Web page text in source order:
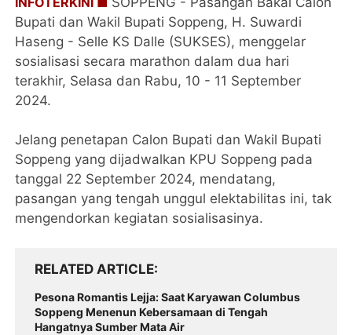
Bupati dan Wakil Bupati Soppeng, H. Suwardi
Haseng - Selle KS Dalle (SUKSES), menggelar
sosialisasi secara marathon dalam dua hari
terakhir, Selasa dan Rabu, 10 - 11 September
2024.
Jelang penetapan Calon Bupati dan Wakil Bupati
Soppeng yang dijadwalkan KPU Soppeng pada
tanggal 22 September 2024, mendatang,
pasangan yang tengah unggul elektabilitas ini, tak
mengendorkan kegiatan sosialisasinya.
RELATED ARTICLE
Pesona Romantis Lejja: Saat Karyawan Columbus
Soppeng Menenun Kebersamaan di Tengah
Hangatnya Sumber Mata Air